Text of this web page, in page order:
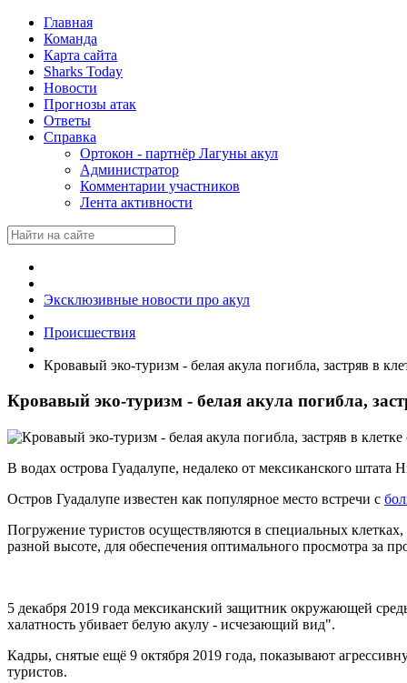
Главная
Команда
Карта сайта
Sharks Today
Новости
Прогнозы атак
Ответы
Справка
Ортокон - партнёр Лагуны акул
Администратор
Комментарии участников
Лента активности
Эксклюзивные новости про акул
Происшествия
Кровавый эко-туризм - белая акула погибла, застряв в
Кровавый эко-туризм - белая акула погибла,
В водах острова Гуадалупе, недалеко от мексиканского
Остров Гуадалупе известен как популярное место встречи с
Погружение туристов осуществляются в специальных
разной высоте, для обеспечения оптимального просмотра за
5 декабря 2019 года мексиканский защитник окружающей
халатность убивает белую акулу - исчезающий вид".
Кадры, снятые ещё 9 октября 2019 года, показывают
туристов.